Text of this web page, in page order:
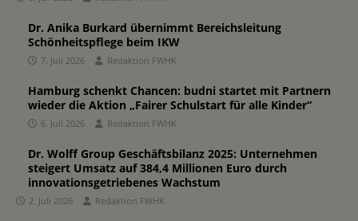
Dr. Anika Burkard übernimmt Bereichsleitung
Schönheitspflege beim IKW
7. Juli 2026 Redaktion FWHK
Hamburg schenkt Chancen: budni startet mit Partnern
wieder die Aktion „Fairer Schulstart für alle Kinder“
6. Juli 2026 Redaktion FWHK
Dr. Wolff Group Geschäftsbilanz 2025: Unternehmen
steigert Umsatz auf 384,4 Millionen Euro durch
innovationsgetriebenes Wachstum
2. Juli 2026 Redaktion FWHK